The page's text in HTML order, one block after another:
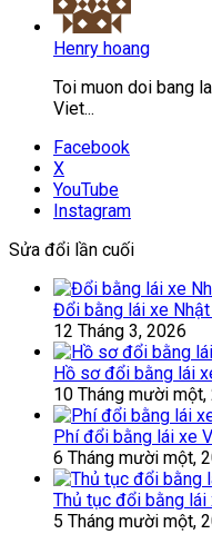
Henry hoang
Toi muon doi bang
Viet...
Facebook
X
YouTube
Instagram
Sửa đổi lần cuối
Đổi bằng lái xe
12 Tháng 3, 2026
Hồ sơ đổi bằng lái
10 Tháng mười một,
Phí đổi bằng lái xe
6 Tháng mười một,
Thủ tục đổi bằng lái
5 Tháng mười một,